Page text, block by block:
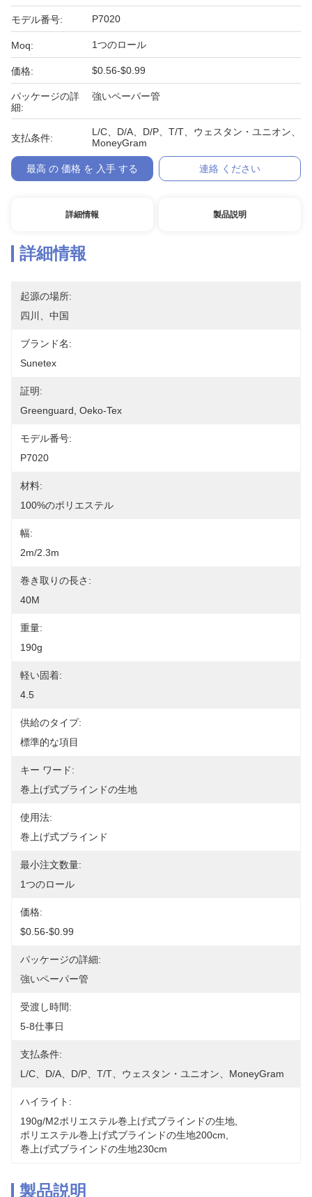
モデル番号: P7020
Moq: 1つのロール
価格: $0.56-$0.99
パッケージの詳
細:
強いペーパー管
支払条件:
L/C、D/A、D/P、T/T、ウェスタン・ユニオン、
MoneyGram
最高 の 価格 を 入手 する 連絡 ください
詳細情報 製品説明
詳細情報
起源の場所:
四川、中国
ブランド名:
Sunetex
証明:
Greenguard, Oeko-Tex
モデル番号:
P7020
材料:
100%のポリエステル
幅:
2m/2.3m
巻き取りの長さ:
40M
重量:
190g
軽い固着:
4.5
供給のタイプ:
標準的な項目
キー ワード:
巻上げ式ブラインドの生地
使用法:
巻上げ式ブラインド
最小注文数量:
1つのロール
価格:
$0.56-$0.99
パッケージの詳細:
強いペーパー管
受渡し時間:
5-8仕事日
支払条件:
L/C、D/A、D/P、T/T、ウェスタン・ユニオン、MoneyGram
ハイライト:
190g/m2ポリエステル巻上げ式ブラインドの生地
ポリエステル巻上げ式ブラインドの生地200cm
巻上げ式ブラインドの生地230cm
製品説明